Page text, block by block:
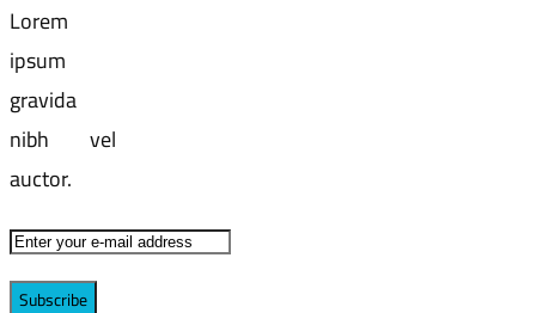
Lorem
ipsum
gravida
nibh vel
auctor.